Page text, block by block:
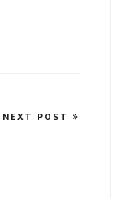
NEXT POST